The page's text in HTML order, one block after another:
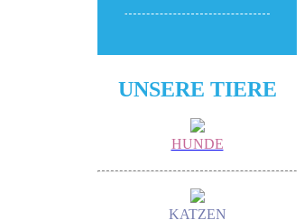
UNSERE TIERE
HUNDE
KATZEN